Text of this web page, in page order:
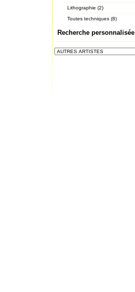
Lithographie (2)
Toutes techniques (8)
Recherche personnalisée